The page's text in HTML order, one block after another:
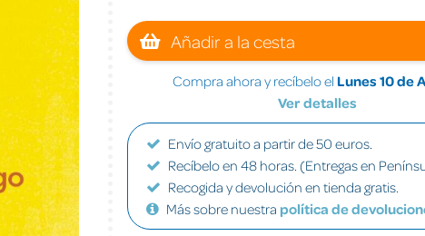
Añadir a la cesta
Compra ahora y recíbelo el Lunes 10 de
Ver detalles
Envío gratuito a partir de 50 euros.
Recíbelo en 48 horas. (Entregas en
Recogida y devolución en tienda gratis.
Más sobre nuestra política de